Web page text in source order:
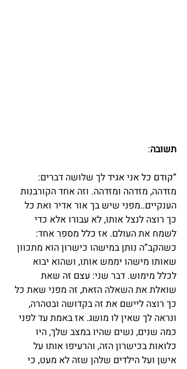
תשובה:
“קודם כל אני אגיד לך שלושה דברים:
מזדהה, מזדהה ומזדהה. וזה אחד הקורבנות
הענקיים..מפני שיש בך אור אדיר ואת כל
כך רוצה לנצל אותו, לא עבורו אלא כדי
לשמח את העולם. אז כלל מספר אחד:
כשהקב”ה נותן במישהו כישרון הוא מתכוון
שאותו מישהו יממש אותו, ושהוא יבוא
לכלל מימוש. דבר שני: עצם זה שאת
שואלת את השאלה הזאת, זה מפני שאת כל
כך רוצה ליישם את זה בקדושה ובטהרה,
ונראה לך שאין לו מושג. אז באמת עד לפני
כמה שנים, נשים שהיו במצב שלך, היו
כלואות בכישרון הזה, והרעיפו אותו על
אישן ועל הילדים שלהן שזה לא מעט, כי